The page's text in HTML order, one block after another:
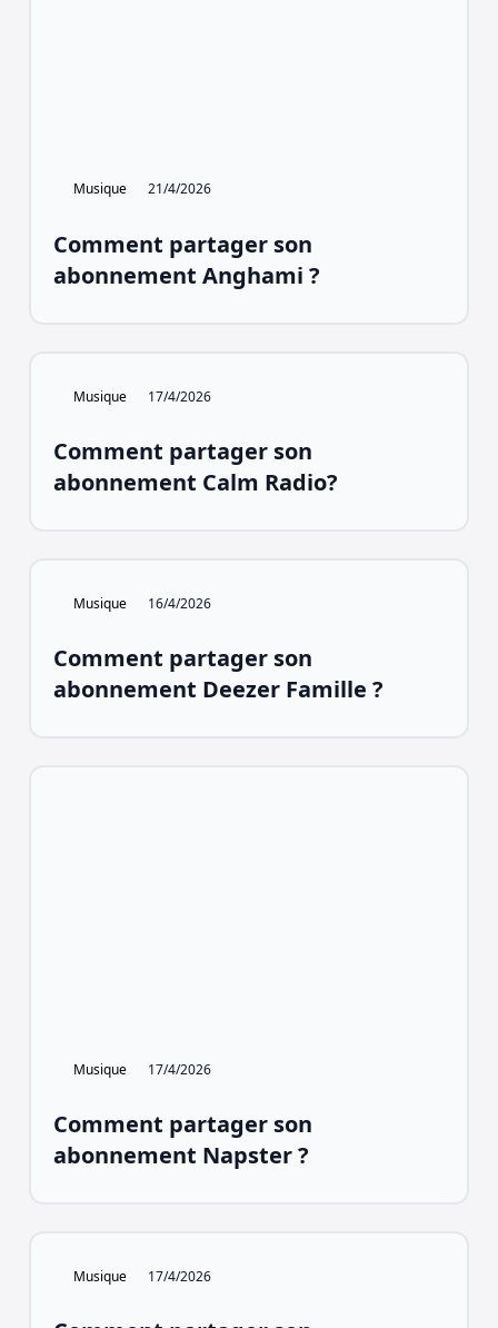
Musique 21/4/2026
Comment partager son
abonnement Anghami ?
Musique 17/4/2026
Comment partager son
abonnement Calm Radio?
Musique 16/4/2026
Comment partager son
abonnement Deezer Famille ?
Musique 17/4/2026
Comment partager son
abonnement Napster ?
Musique 17/4/2026